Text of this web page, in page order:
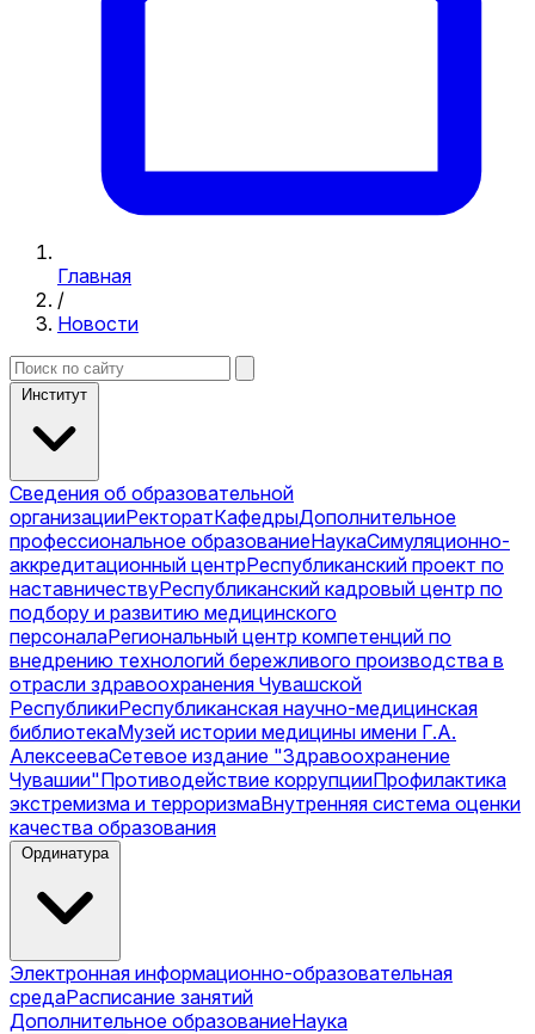
Главная
/
Новости
Институт
Сведения об образовательной
организацииРекторатКафедрыДополнительное
профессиональное образованиеНаукаСимуляционно-
аккредитационный центрРеспубликанский проект по
наставничествуРеспубликанский кадровый центр по
подбору и развитию медицинского
персоналаРегиональный центр компетенций по
внедрению технологий бережливого производства в
отрасли здравоохранения Чувашской
РеспубликиРеспубликанская научно-медицинская
библиотекаМузей истории медицины имени Г.А.
АлексееваСетевое издание "Здравоохранение
Чувашии"Противодействие коррупцииПрофилактика
экстремизма и терроризмаВнутренняя система оценки
качества образования
Ординатура
Электронная информационно-образовательная
средаРасписание занятий
Дополнительное образованиеНаука